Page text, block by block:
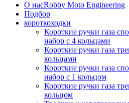
О насRobby Moto Engineering
Подбор
короткоходки
Короткие ручки газа
набор с 4 кольцами
Короткие ручки газа
кольцами
Короткие ручки газа
набор с 1 кольцом
Короткие ручки газа
кольцом